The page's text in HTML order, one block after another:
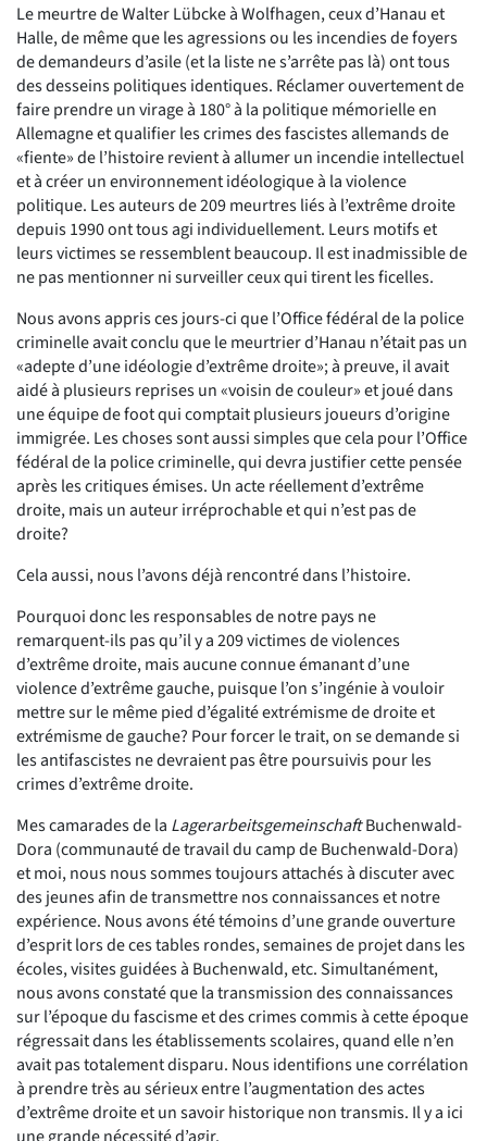
Le meurtre de Walter Lübcke à Wolfhagen, ceux d’Hanau et
Halle, de même que les agressions ou les incendies de foyers
de demandeurs d’asile (et la liste ne s’arrête pas là) ont tous
des desseins politiques identiques. Réclamer ouvertement de
faire prendre un virage à 180° à la politique mémorielle en
Allemagne et qualifier les crimes des fascistes allemands de
«fiente» de l’histoire revient à allumer un incendie intellectuel
et à créer un environnement idéologique à la violence
politique. Les auteurs de 209 meurtres liés à l’extrême droite
depuis 1990 ont tous agi individuellement. Leurs motifs et
leurs victimes se ressemblent beaucoup. Il est inadmissible de
ne pas mentionner ni surveiller ceux qui tirent les ficelles.
Nous avons appris ces jours-ci que l’Office fédéral de la police
criminelle avait conclu que le meurtrier d’Hanau n’était pas un
«adepte d’une idéologie d’extrême droite»; à preuve, il avait
aidé à plusieurs reprises un «voisin de couleur» et joué dans
une équipe de foot qui comptait plusieurs joueurs d’origine
immigrée. Les choses sont aussi simples que cela pour l’Office
fédéral de la police criminelle, qui devra justifier cette pensée
après les critiques émises. Un acte réellement d’extrême
droite, mais un auteur irréprochable et qui n’est pas de
droite?
Cela aussi, nous l’avons déjà rencontré dans l’histoire.
Pourquoi donc les responsables de notre pays ne
remarquent-ils pas qu’il y a 209 victimes de violences
d’extrême droite, mais aucune connue émanant d’une
violence d’extrême gauche, puisque l’on s’ingénie à vouloir
mettre sur le même pied d’égalité extrémisme de droite et
extrémisme de gauche? Pour forcer le trait, on se demande si
les antifascistes ne devraient pas être poursuivis pour les
crimes d’extrême droite.
Mes camarades de la LagerarbeitsgemeinschaftBuchenwald-
Dora (communauté de travail du camp de Buchenwald-Dora)
et moi, nous nous sommes toujours attachés à discuter avec
des jeunes afin de transmettre nos connaissances et notre
expérience. Nous avons été témoins d’une grande ouverture
d’esprit lors de ces tables rondes, semaines de projet dans les
écoles, visites guidées à Buchenwald, etc. Simultanément,
nous avons constaté que la transmission des connaissances
sur l’époque du fascisme et des crimes commis à cette époque
régressait dans les établissements scolaires, quand elle n’en
avait pas totalement disparu. Nous identifions une corrélation
à prendre très au sérieux entre l’augmentation des actes
d’extrême droite et un savoir historique non transmis. Il y a ici